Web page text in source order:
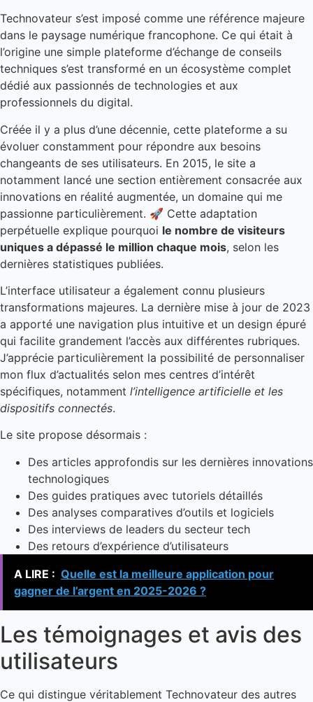
Technovateur s’est imposé comme une référence majeure
dans le paysage numérique francophone. Ce qui était à
l’origine une simple plateforme d’échange de conseils
techniques s’est transformé en un écosystème complet
dédié aux passionnés de technologies et aux
professionnels du digital.
Créée il y a plus d’une décennie, cette plateforme a su
évoluer constamment pour répondre aux besoins
changeants de ses utilisateurs. En 2015, le site a
notamment lancé une section entièrement consacrée aux
innovations en réalité augmentée, un domaine qui me
passionne particulièrement. 🚀 Cette adaptation
perpétuelle explique pourquoi le nombre de visiteurs
uniques a dépassé le million chaque mois, selon les
dernières statistiques publiées.
L’interface utilisateur a également connu plusieurs
transformations majeures. La dernière mise à jour de 2023
a apporté une navigation plus intuitive et un design épuré
qui facilite grandement l’accès aux différentes rubriques.
J’apprécie particulièrement la possibilité de personnaliser
mon flux d’actualités selon mes centres d’intérêt
spécifiques, notamment l’intelligence artificielle et les
dispositifs connectés.
Le site propose désormais :
Des articles approfondis sur les dernières innovations
technologiques
Des guides pratiques avec tutoriels détaillés
Des analyses comparatives d’outils et logiciels
Des interviews de leaders du secteur tech
Des retours d’expérience d’utilisateurs
A LIRE : Quelle est la meilleure application pour
gagner de l’argent en 2025-2026 ?
Les témoignages et avis des
utilisateurs
Ce qui distingue véritablement Technovateur des autres